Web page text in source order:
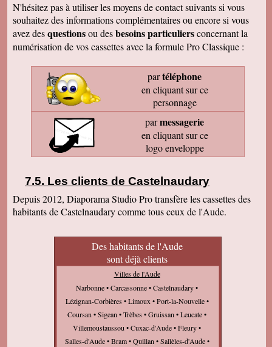
N'hésitez pas à utiliser les moyens de contact suivants si vous
souhaitez des informations complémentaires ou encore si vous
avez desquestionsou desbesoins particuliersconcernant la
numérisation de vos cassettes avec la formule Pro Classique :
partéléphone
en cliquant sur ce
personnage
parmessagerie
en cliquant sur ce
logo enveloppe
Les clients de Castelnaudary
Depuis 2012, Diaporama Studio Pro transfère les cassettes des
habitants de Castelnaudary comme tous ceux de l'Aude.
Des habitants de l'Aude
sont déjà clients
Villes de l'Aude
Narbonne • Carcassonne • Castelnaudary •
Lézignan-Corbières • Limoux • Port-la-Nouvelle •
Coursan • Sigean • Trèbes • Gruissan • Leucate •
Villemoustaussou • Cuxac-d'Aude • Fleury •
Salles-d'Aude • Bram • Quillan • Sallèles-d'Aude •